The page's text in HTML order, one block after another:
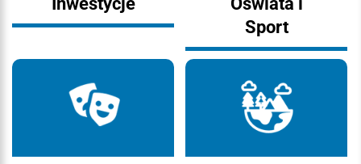
Sport